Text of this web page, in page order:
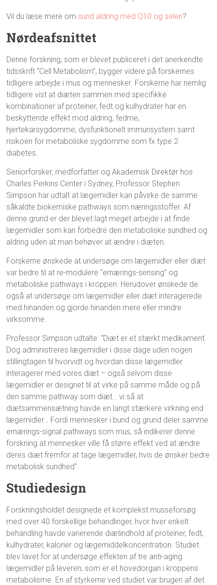
Vil du læse mere om sund aldring med Q10 og selen?
Nørdeafsnittet
Denne forskning, som er blevet publiceret i det anerkendte
tidsskrift “Cell Metabolism”, bygger videre på forskernes
tidligere arbejde i mus og mennesker. Forskerne har nemlig
tidligere vist at diæten sammen med specifikke
kombinationer af proteiner, fedt og kulhydrater har en
beskyttende effekt mod aldring, fedme,
hjertekarsygdomme, dysfunktionelt immunsystem samt
risikoen for metaboliske sygdomme som fx type 2
diabetes.
Seniorforsker, medforfatter og Akademisk Direktør hos
Charles Perkins Center i Sydney, Professor Stephen
Simpson har udtalt at lægemidler kan påvirke de samme
såkaldte biokemiske pathways som næringsstoffer. Af
denne grund er der blevet lagt meget arbejde i at finde
lægemidler som kan forbedre den metaboliske sundhed og
aldring uden at man behøver at ændre i diæten.
Forskerne ønskede at undersøge om lægemidler eller diæt
var bedre til at re-modulere “ernærings-sensing” og
metaboliske pathways i kroppen. Herudover ønskede de
også at undersøge om lægemidler eller diæt interagerede
med hinanden og gjorde hinanden mere eller mindre
virksomme.
Professor Simpson udtalte: “Diæt er et stærkt medikament.
Dog administreres lægemidler i disse dage uden nogen
stillingtagen til hvorvidt og hvordan disse lægemidler
interagerer med vores diæt – også selvom disse
lægemidler er designet til at virke på samme måde og på
den samme pathway som diæt… vi så at
diætsammensætning havde en langt stærkere virkning end
lægemidler… Fordi mennesker i bund og grund deler samme
ernærings-signal pathways som mus, så indikerer denne
forskning at mennesker ville få større effekt ved at ændre
deres diæt fremfor at tage lægemidler, hvis de ønsker bedre
metabolisk sundhed”.
Studiedesign
Forskningsholdet designede et komplekst musseforsøg
med over 40 forskellige behandlinger, hvor hver enkelt
behandling havde varierende diætindhold af proteiner, fedt,
kulhydrater, kalorier og lægemiddelkoncentration. Studiet
blev lavet for at undersøge effekten af tre anti-aging
lægemidler på leveren, som er et hovedorgan i kroppens
metabolisme. En af styrkerne ved studiet var brugen af det